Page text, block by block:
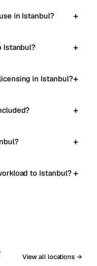
in Istanbul?
Istanbul?
in Istanbul?
to Istanbul?
View all locations →